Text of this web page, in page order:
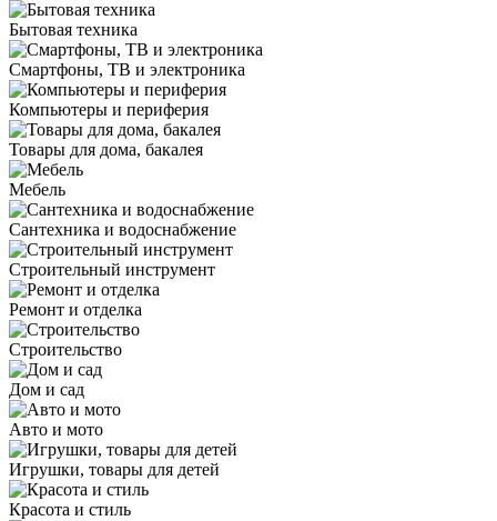
Бытовая техника
Смартфоны, ТВ и электроника
Компьютеры и периферия
Товары для дома, бакалея
Мебель
Сантехника и водоснабжение
Строительный инструмент
Ремонт и отделка
Строительство
Дом и сад
Авто и мото
Игрушки, товары для детей
Красота и стиль